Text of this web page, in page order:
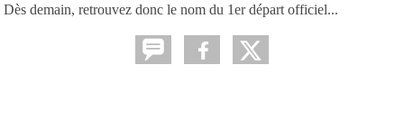
Dès demain, retrouvez donc le nom du 1er départ officiel...